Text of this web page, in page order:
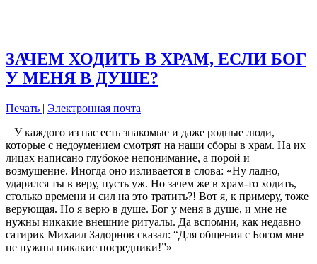
ЗАЧЕМ ХОДИТЬ В ХРАМ, ЕСЛИ БОГ
У МЕНЯ В ДУШЕ?
Печать | Электронная почта
У каждого из нас есть знакомые и даже родные люди,
которые с недоумением смотрят на наши сборы в храм. На их
лицах написано глубокое непонимание, а порой и
возмущение. Иногда оно изливается в слова: «Ну ладно,
ударился ты в веру, пусть уж. Но зачем же в храм-то ходить,
столько времени и сил на это тратить?! Вот я, к примеру, тоже
верующая. Но я верю в душе. Бог у меня в душе, и мне не
нужны никакие внешние ритуалы. Да вспомни, как недавно
сатирик Михаил Задорнов сказал: “Для общения с Богом мне
не нужны никакие посредники!”»